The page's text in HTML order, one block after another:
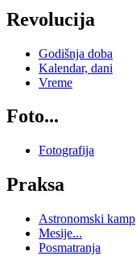
Revolucija
Godišnja doba
Kalendar, dani
Vreme
Foto...
Fotografija
Praksa
Astronomski kamp
Mesije...
Posmatranja